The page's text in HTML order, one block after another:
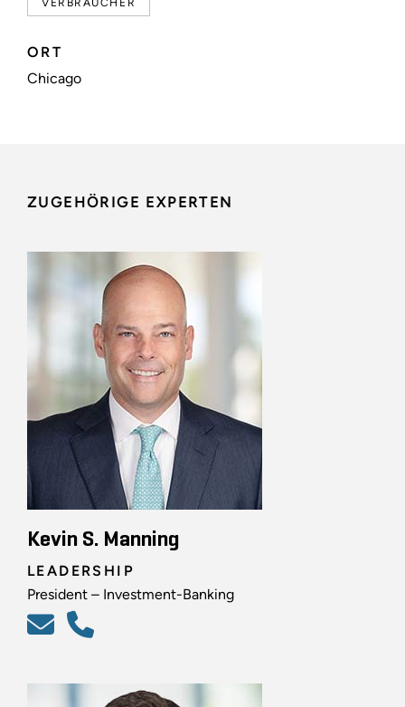
VERBRAUCHER
ORT
Chicago
ZUGEHÖRIGE EXPERTEN
Kevin S. Manning
LEADERSHIP
President – Investment-Banking